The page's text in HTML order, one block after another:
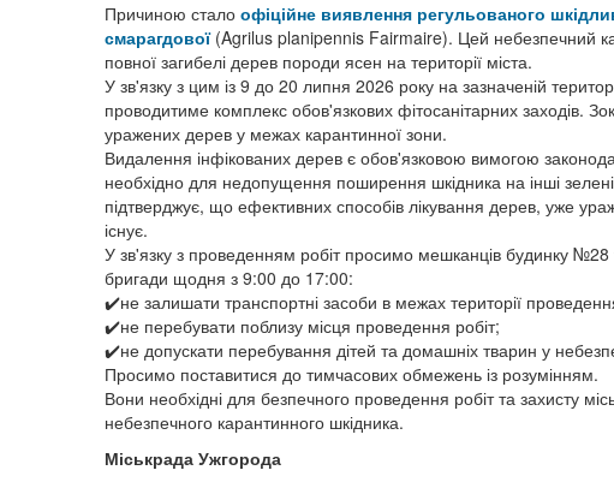
Причиною стало офіційне виявлення регульованого
смарагдової(Agrilus planipennis Fairmaire). Цей небезпечний
повної загибелі дерев породи ясен на території міста.
У зв'язку з цим із 9 до 20 липня 2026 року на зазначеній
проводитиме комплекс обов'язкових фітосанітарних заходів.
уражених дерев у межах карантинної зони.
Видалення інфікованих дерев є обов'язковою вимогою
необхідно для недопущення поширення шкідника на інші
підтверджує, що ефективних способів лікування дерев, уже
існує.
У зв'язку з проведенням робіт просимо мешканців будинку №28
бригади щодня з 9:00 до 17:00:
✔️не залишати транспортні засоби в межах території
✔️не перебувати поблизу місця проведення робіт;
✔️не допускати перебування дітей та домашніх тварин у
Просимо поставитися до тимчасових обмежень із розумінням.
Вони необхідні для безпечного проведення робіт та захисту
небезпечного карантинного шкідника.
Міськрада Ужгорода